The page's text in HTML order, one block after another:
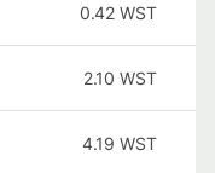
0.42 WST
2.10 WST
4.19 WST